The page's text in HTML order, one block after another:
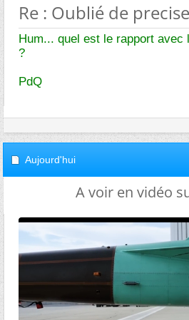
Re : Oublié de
Hum... quel est le rapport avec
?
PdQ
Aujourd'hui
A voir en vidéo